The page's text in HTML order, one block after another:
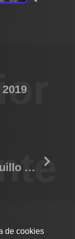
Peru 2019, Tambo Blanquillo R.P.
de cookies